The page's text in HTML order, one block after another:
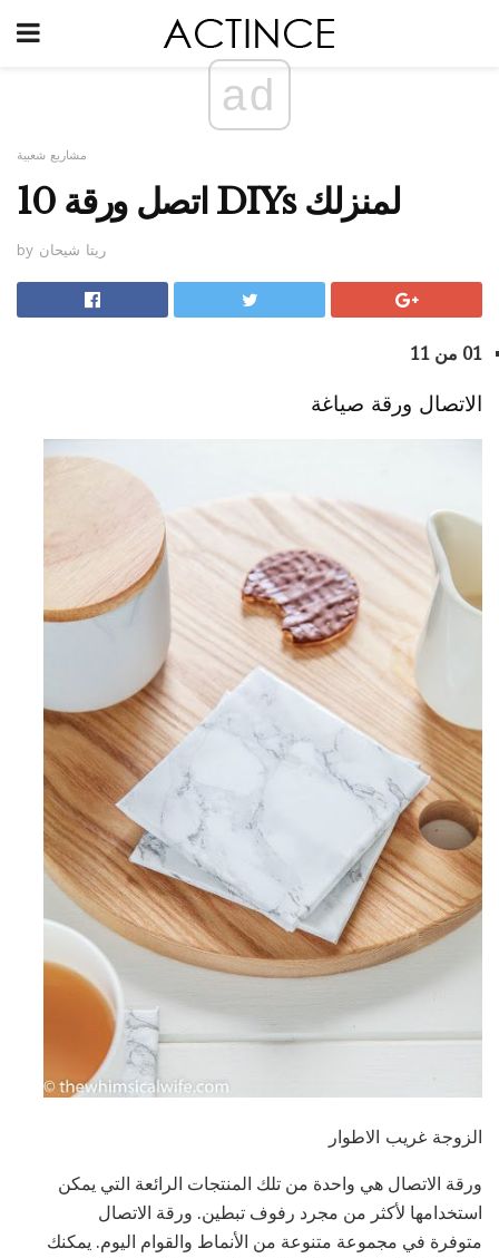
ad
مشاريع شعبية
10 اتصل ورقة DIYs لمنزلك
by ريتا شيحان
01 من 11
الاتصال ورقة صياغة
الزوجة غريب الاطوار
ورقة الاتصال هي واحدة من تلك المنتجات الرائعة التي يمكن
استخدامها لأكثر من مجرد رفوف تبطين. ورقة الاتصال
متوفرة في مجموعة متنوعة من الأنماط والقوام اليوم. يمكنك